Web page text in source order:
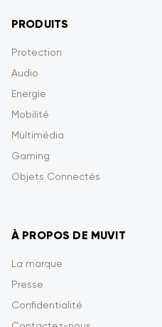
PRODUITS
Protection
Audio
Energie
Mobilité
Multimédia
Gaming
Objets Connectés
À PROPOS DE MUVIT
La marque
Presse
Confidentialité